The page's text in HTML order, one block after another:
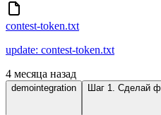
contest-token.txt
update: contest-token.txt
4 месяца назад
demointegration Шаг 1. Сделай